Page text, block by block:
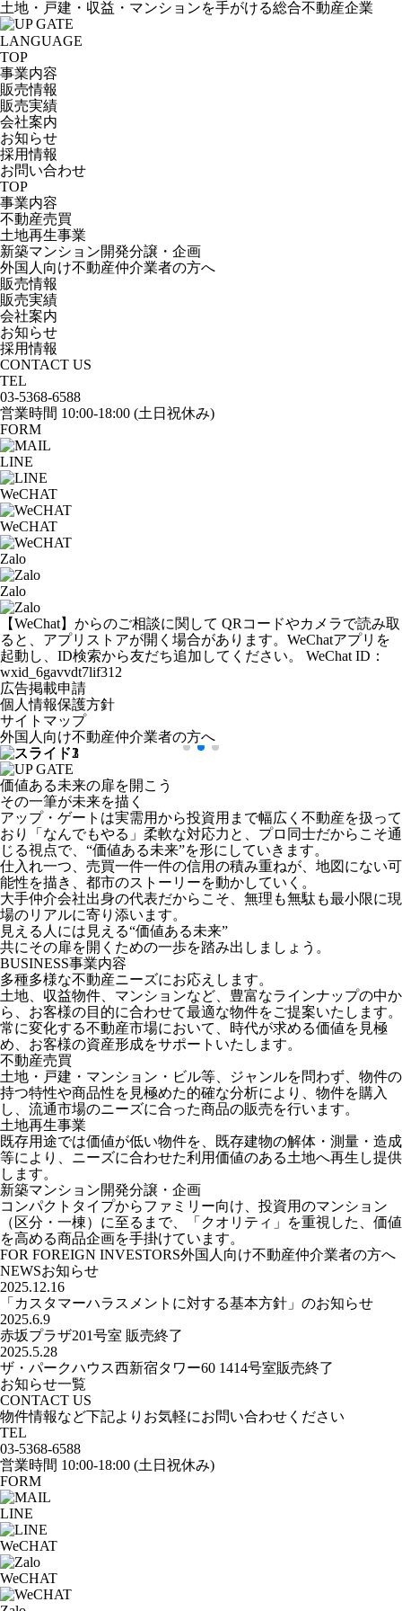
土地・戸建・収益・マンションを手がける総合不動産企業
TOP
事業内容
販売情報
販売実績
会社案内
お知らせ
採用情報
お問い合わせ
TOP
事業内容
不動産売買
土地再生事業
新築マンション開発分譲・企画
外国人向け不動産仲介業者の方へ
販売情報
販売実績
会社案内
お知らせ
採用情報
CONTACT US
TEL
03-5368-6588
営業時間 10:00-18:00 (土日祝休み)
FORM
LINE
WeCHAT
WeCHAT
Zalo
Zalo
【WeChat】からのご相談に関して QRコードやカメラで読み取
ると、アプリストアが開く場合があります。WeChatアプリを
起動し、ID検索から友だち追加してください。 WeChat ID：
wxid_6gavvdt7lif312
広告掲載申請
個人情報保護方針
サイトマップ
外国人向け不動産仲介業者の方へ
価値ある未来の扉を開こう
その一筆が未来を描く
アップ・ゲートは実需用から投資用まで幅広く不動産を扱って
おり「なんでもやる」柔軟な対応力と、プロ同士だからこそ通
じる視点で、“価値ある未来”を形にしていきます。
仕入れ一つ、売買一件一件の信用の積み重ねが、地図にない可
能性を描き、都市のストーリーを動かしていく。
大手仲介会社出身の代表だからこそ、無理も無駄も最小限に現
場のリアルに寄り添います。
見える人には見える“価値ある未来”
共にその扉を開くための一歩を踏み出しましょう。
BUSINESS事業内容
多種多様な不動産ニーズにお応えします。
土地、収益物件、マンションなど、豊富なラインナップの中か
ら、お客様の目的に合わせて最適な物件をご提案いたします。
常に変化する不動産市場において、時代が求める価値を見極
め、お客様の資産形成をサポートいたします。
不動産売買
土地・戸建・マンション・ビル等、ジャンルを問わず、物件の
持つ特性や商品性を見極めた的確な分析により、物件を購入
し、流通市場のニーズに合った商品の販売を行います。
土地再生事業
既存用途では価値が低い物件を、既存建物の解体・測量・造成
等により、ニーズに合わせた利用価値のある土地へ再生し提供
します。
新築マンション開発分譲・企画
コンパクトタイプからファミリー向け、投資用のマンション
（区分・一棟）に至るまで、「クオリティ」を重視した、価値
を高める商品企画を手掛けています。
FOR FOREIGN INVESTORS外国人向け不動産仲介業者の方へ
NEWSお知らせ
2025.12.16
「カスタマーハラスメントに対する基本方針」のお知らせ
2025.6.9
赤坂プラザ201号室 販売終了
2025.5.28
ザ・パークハウス西新宿タワー60 1414号室販売終了
お知らせ一覧
CONTACT US
物件情報など下記よりお気軽にお問い合わせください
TEL
03-5368-6588
営業時間 10:00-18:00 (土日祝休み)
FORM
LINE
WeCHAT
WeCHAT